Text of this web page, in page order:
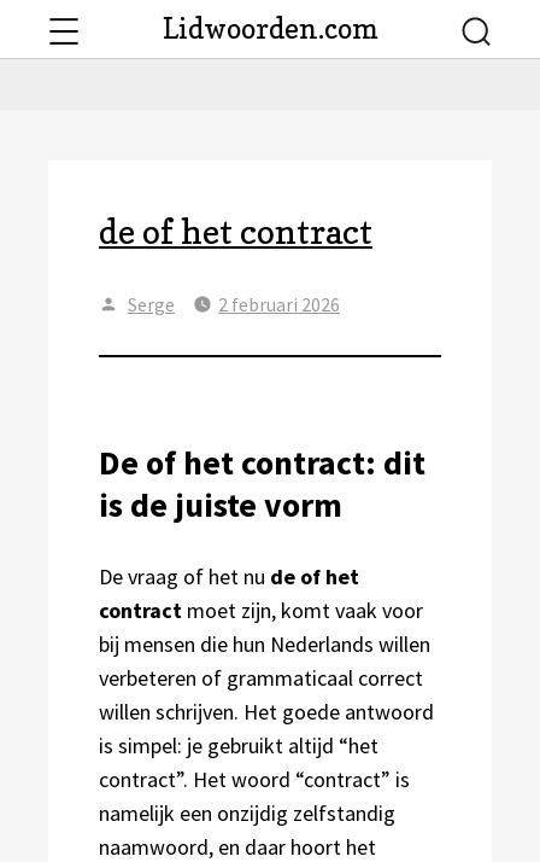
Lidwoorden.com
de of het contract
Author
Serge
Posted
2 februari 2026
De of het contract: dit
is de juiste vorm
De vraag of het nu de of het
contract moet zijn, komt vaak voor
bij mensen die hun Nederlands willen
verbeteren of grammaticaal correct
willen schrijven. Het goede antwoord
is simpel: je gebruikt altijd “het
contract”. Het woord “contract” is
namelijk een onzijdig zelfstandig
naamwoord, en daar hoort het